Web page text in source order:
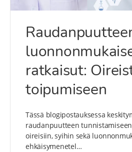
ratkaisut:
toipumiseen
Tässä blogipostauksessa
raudanpuutteen
oireisiin, syihin sekä
ehkäisymenetel…